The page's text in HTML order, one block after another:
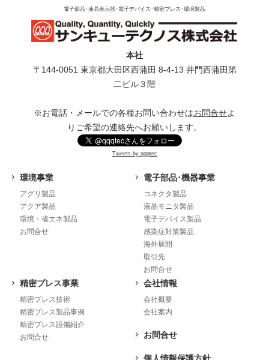
電子部品･液晶表示器･電子デバイス･精密プレス･環境製品
本社
〒144-0051 東京都⼤⽥区⻄蒲⽥ 8-4-13 井⾨⻄蒲⽥第
⼆ビル３階
※お電話・メールでの各種お問い合わせはお問合せよ
りご希望の連絡先へお願いします。
Tweets by qqqtec
環境事業
アグリ製品
アクア製品
環境・省エネ製品
お問合せ
電子部品･機器事業
コネクタ製品
液晶モニタ製品
電子デバイス製品
感染症対策製品
海外展開
取引先
お問合せ
精密プレス事業
精密プレス技術
精密プレス製品事例
精密プレス設備紹介
お問合せ
会社情報
会社概要
会社案内
お問合せ